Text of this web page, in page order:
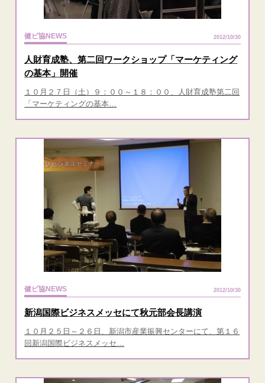
健ビ協NEWS 2012/10/30
人財育成塾、第二回ワークショップ「マーケティング
の基本」開催
１０月２７日（土）９：００～１８：００、人財育成塾第二回
「マーケティングの基本…
健ビ協NEWS 2012/10/30
新潟国際ビジネスメッセにて秋元部会長講演
１０月２５日～２６日、新潟市産業振興センターにて、第１６
回新潟国際ビジネスメッセ…